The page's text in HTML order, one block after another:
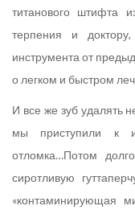
титанового штифта
терпения и
инструмента от
о легком и быстром
И все же зуб удалять
мы приступили к
отломка…Потом
сиротливую
«контаминирующая